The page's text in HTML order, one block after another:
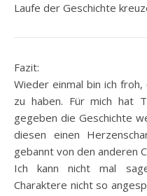
Laufe der Geschichte
Fazit:
Wieder einmal bin ich
zu haben. Für mich hat
gegeben die Geschichte
diesen einen
gebannt von den anderen
Ich kann nicht mal
Charaktere nicht so